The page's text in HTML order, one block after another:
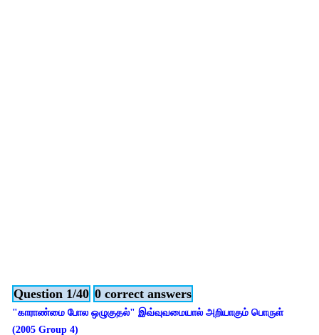
Question 1/40 0 correct answers
"காராண்மை போல ஒழுகுதல்" இவ்வுவமையால் அறியாகும் பொருள்
(2005 Group 4)